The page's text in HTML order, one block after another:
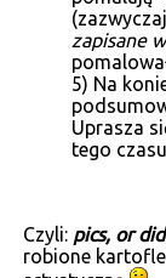
zapisane
5) Na
Uprasza
tego
Czyli: pics, or
robione